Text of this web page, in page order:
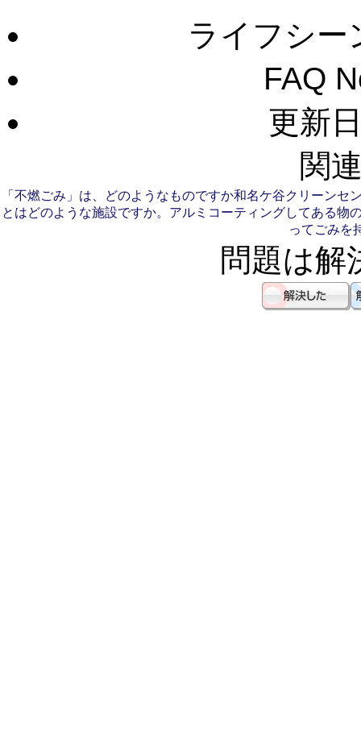
ライフシ
FAQ
更新
関
「不燃ごみ」は、どのようなものですか和名ケ谷クリーンセ
とはどのような施設ですか。 アルミコーティングしてある物
ってごみを
問題は解